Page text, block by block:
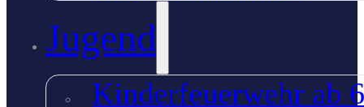
Jugend
Kinderfeuerwehr ab